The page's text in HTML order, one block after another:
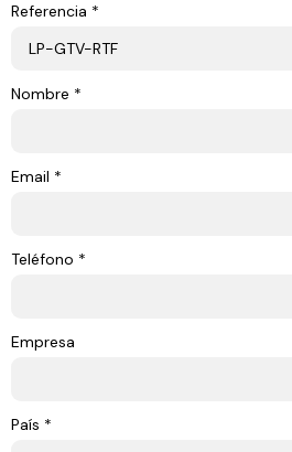
Referencia *
Nombre *
Email *
Teléfono *
Empresa
País *